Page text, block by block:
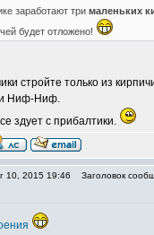
заработают три маленьких
будет отложено!
стройте только из
Ниф-Ниф.
здует с прибалтики.
10, 2015 19:46 Заголовок